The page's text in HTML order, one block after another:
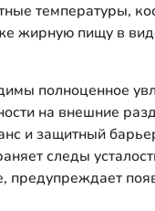
температуры,
жирную пищу в
полноценное
на внешние
и защитный
следы
предупреждает